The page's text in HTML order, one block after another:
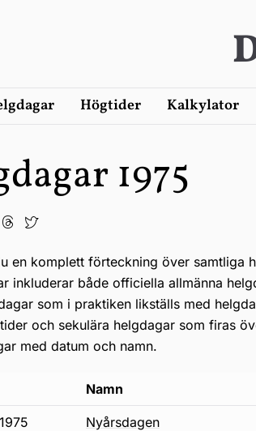
Högtider Kalkylator
1975
en komplett förteckning över samtliga
inkluderar både officiella allmänna
som i praktiken likställs med
och sekulära helgdagar som firas
med datum och namn.
Namn
nyårsdagen